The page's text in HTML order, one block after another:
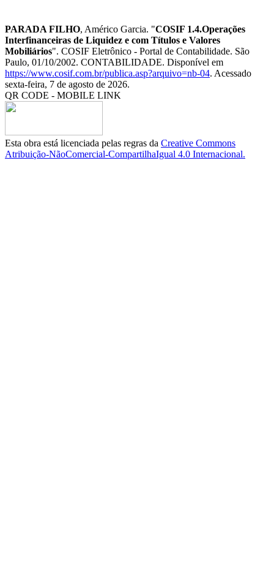
PARADA FILHO, Américo Garcia. "COSIF 1.4.Operações
Interfinanceiras de Liquidez e com Títulos e Valores
Mobiliários". COSIF Eletrônico - Portal de Contabilidade. São
Paulo, 01/10/2002. CONTABILIDADE. Disponível em
https://www.cosif.com.br/publica.asp?arquivo=nb-04. Acessado
sexta-feira, 7 de agosto de 2026.
QR CODE - MOBILE LINK
Esta obra está licenciada pelas regras da Creative Commons
Atribuição-NãoComercial-CompartilhaIgual 4.0 Internacional.